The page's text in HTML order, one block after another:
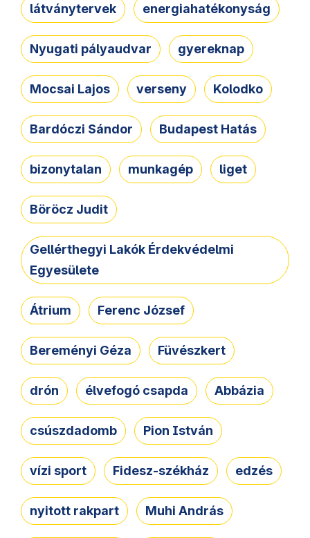
látványtervek energiahatékonyság
Nyugati pályaudvar gyereknap
Mocsai Lajos verseny Kolodko
Bardóczi Sándor Budapest Hatás
bizonytalan munkagép liget
Böröcz Judit
Gellérthegyi Lakók Érdekvédelmi
Egyesülete
Átrium Ferenc József
Bereményi Géza Füvészkert
drón élvefogó csapda Abbázia
csúszdadomb Pion István
vízi sport Fidesz-székház edzés
nyitott rakpart Muhi András